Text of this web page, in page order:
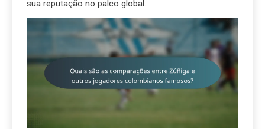
sua reputação no palco global.